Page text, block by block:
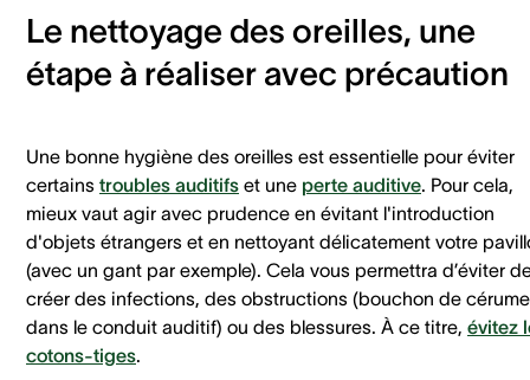
Le nettoyage des oreilles, une
étape à réaliser avec précaution
Une bonne hygiène des oreilles est essentielle pour éviter
certains troubles auditifs et une perte auditive. Pour cela,
mieux vaut agir avec prudence en évitant l'introduction
d'objets étrangers et en nettoyant délicatement votre
(avec un gant par exemple). Cela vous permettra d’éviter
créer des infections, des obstructions (bouchon de
dans le conduit auditif) ou des blessures. À ce titre, évitez
cotons-tiges.